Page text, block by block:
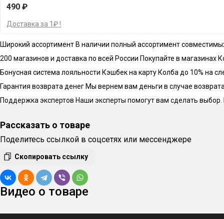
490 ₽
Доставка за 1₽ !
Широкий ассортиментВ наличии полный ассортимент
200 магазинов и доставка по всей России Покупайте в магазинах
Бонусная система лояльности Кэшбек на карту Колба до 10% на
Гарантия возврата денегМы вернем вам деньги в случае
Поддержка экспертов Наши эксперты помогут вам сделать
Рассказать о товаре
Поделитесь ссылкой в соцсетях или мессенджере
Скопировать ссылку
Видео о товаре